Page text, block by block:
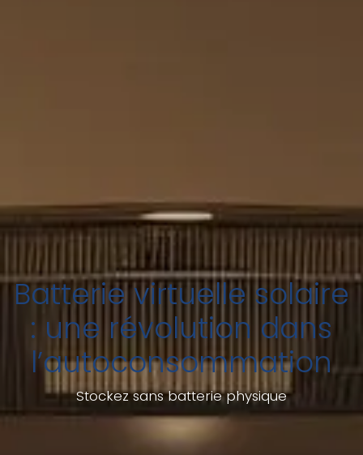
Batterie virtuelle solaire
: une révolution dans
l’autoconsommation
Stockez sans batterie physique